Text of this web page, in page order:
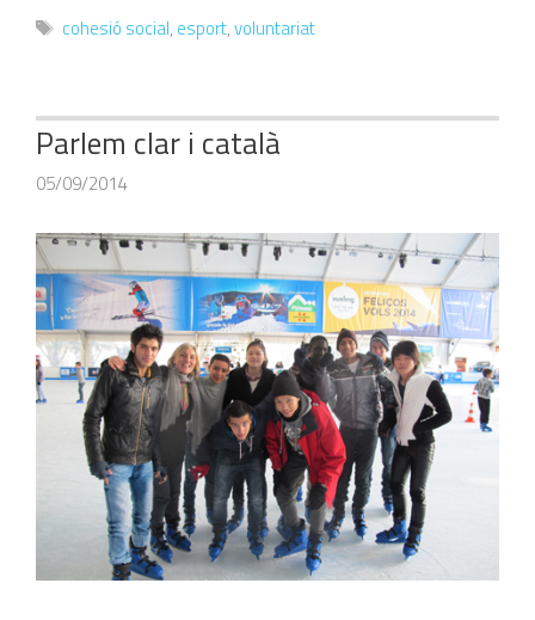
Etiquetes
cohesió social, esport,voluntariat
Parlem clar i català
05/09/2014